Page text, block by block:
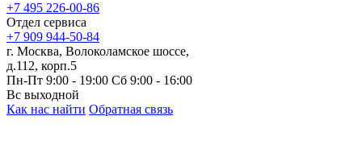
+7 495 226-00-86
Отдел сервиса
+7 909 944-50-84
г. Москва, Волоколамское шоссе,
д.112, корп.5
Пн-Пт 9:00 - 19:00 Сб 9:00 - 16:00
Вс выходной
Как нас найти Обратная связь